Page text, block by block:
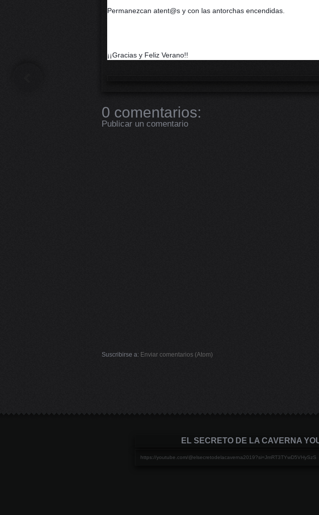
Permanezcan atent@s y con las antorchas encendidas.
¡¡Gracias y Feliz Verano!!
0 comentarios:
Publicar un comentario
Suscribirse a: Enviar comentarios (Atom)
EL SECRETO DE LA CAVERNA
https://youtube.com/@elsecretodelacaverna2019?si=JmRT3TYwD5VHySzS